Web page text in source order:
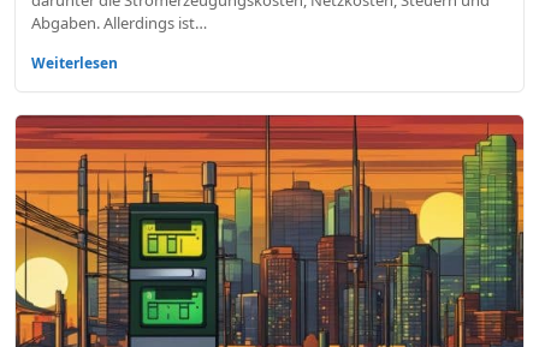
Abgaben. Allerdings ist…
Weiterlesen